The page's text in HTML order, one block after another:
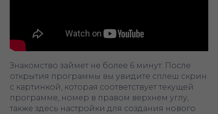
Знакомство займет не более 6 минут. После
открытия программы вы увидите сплеш скрин
с картинкой, которая соответствует текущей
программе, номер в правом верхнем углу,
также здесь настройки для создания нового